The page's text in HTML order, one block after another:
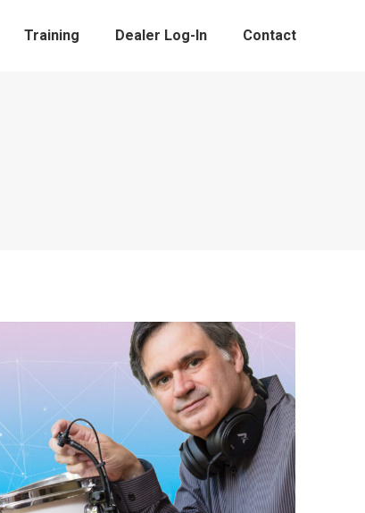
Training Dealer Log-In Contact